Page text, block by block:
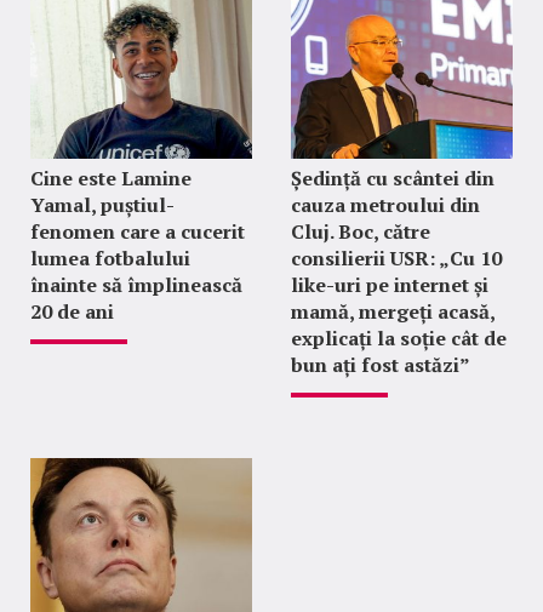
Cine este Lamine
Yamal, puștiul-
fenomen care a cucerit
lumea fotbalului
înainte să împlinească
20 de ani
Ședință cu scântei din
cauza metroului din
Cluj. Boc, către
consilierii USR: „Cu 10
like-uri pe internet și
mamă, mergeți acasă,
explicați la soție cât de
bun ați fost astăzi”